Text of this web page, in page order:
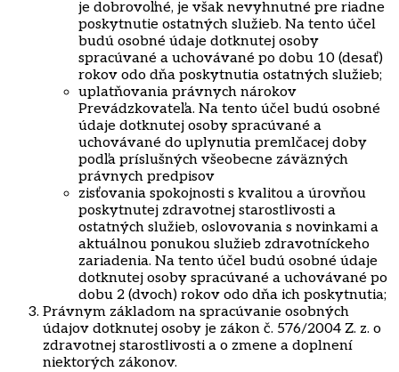
je dobrovoľné, je však nevyhnutné pre riadne
poskytnutie ostatných služieb. Na tento účel
budú osobné údaje dotknutej osoby
spracúvané a uchovávané po dobu 10 (desať)
rokov odo dňa poskytnutia ostatných služieb;
uplatňovania právnych nárokov
Prevádzkovateľa. Na tento účel budú osobné
údaje dotknutej osoby spracúvané a
uchovávané do uplynutia premlčacej doby
podľa príslušných všeobecne záväzných
právnych predpisov
zisťovania spokojnosti s kvalitou a úrovňou
poskytnutej zdravotnej starostlivosti a
ostatných služieb, oslovovania s novinkami a
aktuálnou ponukou služieb zdravotníckeho
zariadenia. Na tento účel budú osobné údaje
dotknutej osoby spracúvané a uchovávané po
dobu 2 (dvoch) rokov odo dňa ich poskytnutia;​
​Právnym základom na spracúvanie osobných
údajov dotknutej osoby je zákon č. 576/2004 Z. z. o
zdravotnej starostlivosti a o zmene a doplnení
niektorých zákonov.